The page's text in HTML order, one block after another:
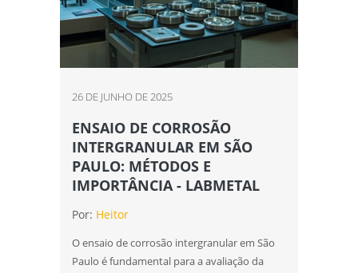
análise de falhas em engrenagens
análise de falhas em engrenagens em sp
análise de falhas em rolamentos em sp
análise de falhas em rolamentos em são
paulo
sp
análise de falhas para manutenção em
são paulo
26 DE JUNHO DE 2025
ENSAIO DE CORROSÃO
INTERGRANULAR EM SÃO
PAULO: MÉTODOS E
IMPORTÂNCIA - LABMETAL
Por: Heitor
O ensaio de corrosão intergranular em São
Paulo é fundamental para a avaliação da